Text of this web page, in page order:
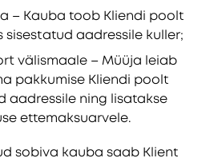
– Kauba toob Kliendi poolt
sisestatud aadressile kuller;
välismaale – Müüja leiab
pakkumise Kliendi poolt
aadressile ning lisatakse
ettemaksuarvele.
sobiva kauba saab Klient